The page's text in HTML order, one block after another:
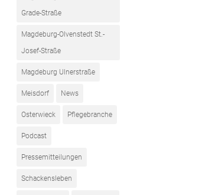
Grade-Straße
Magdeburg-Olvenstedt St.-
Josef-Straße
Magdeburg Ulnerstraße
Meisdorf News
Osterwieck Pflegebranche
Podcast
Pressemitteilungen
Schackensleben